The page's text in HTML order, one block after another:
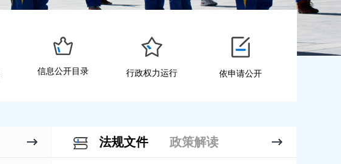
信息公开目录 行政权力运行 依申请公开
法规文件 政策解读